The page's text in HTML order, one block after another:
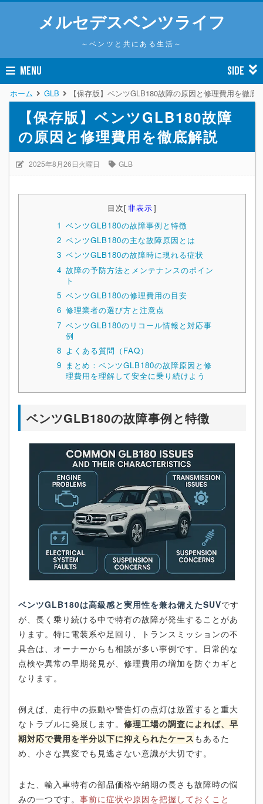
メルセデスベンツライフ
～ベンツと共にある生活～
MENU SIDE
ホーム GLB 【保存版】ベンツGLB180故障の原因と修理費用を徹底
【保存版】ベンツGLB180故障
の原因と修理費用を徹底解説
2025年8月26日火曜日 GLB
目次[非表示]
1 ベンツGLB180の故障事例と特徴
2 ベンツGLB180の主な故障原因とは
3 ベンツGLB180の故障時に現れる症状
4 故障の予防方法とメンテナンスのポイン
ト
5 ベンツGLB180の修理費用の目安
6 修理業者の選び方と注意点
7 ベンツGLB180のリコール情報と対応事
例
8 よくある質問（FAQ）
9 まとめ：ベンツGLB180の故障原因と修
理費用を理解して安全に乗り続けよう
ベンツGLB180の故障事例と特徴
ベンツGLB180は高級感と実用性を兼ね備えたSUVです
が、長く乗り続ける中で特有の故障が発生することがあ
ります。特に電装系や足回り、トランスミッションの不
具合は、オーナーからも相談が多い事例です。日常的な
点検や異常の早期発見が、修理費用の増加を防ぐカギと
なります。
例えば、走行中の振動や警告灯の点灯は放置すると重大
なトラブルに発展します。 修理工場の調査によれば、早
期対応で費用を半分以下に抑えられたケース もあるた
め、小さな異変でも見逃さない意識が大切です。
また、輸入車特有の部品価格や納期の長さも故障時の悩
みの一つです。 事前に症状や原因を把握しておくこと